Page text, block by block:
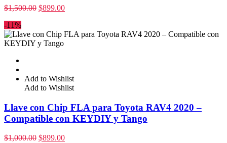
$1,500.00 $899.00
-11%
Add to Wishlist
Add to Wishlist
Llave con Chip FLA para Toyota RAV4 2020 –
Compatible con KEYDIY y Tango
$1,000.00 $899.00